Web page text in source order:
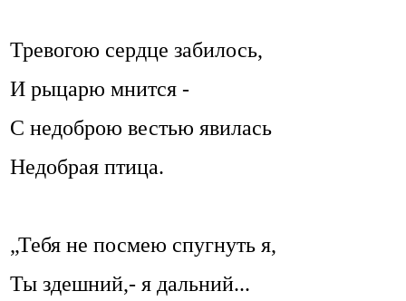
Тревогою сердце забилось,
И рыцарю мнится -
С недоброю вестью явилась
Недобрая птица.
„Тебя не посмею спугнуть я,
Ты здешний,- я дальний...